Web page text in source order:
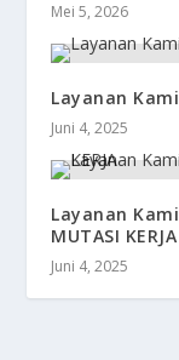
Mei 5, 2026
Layanan
Juni 4, 2025
Layanan
MUTASI KERJA
Juni 4, 2025